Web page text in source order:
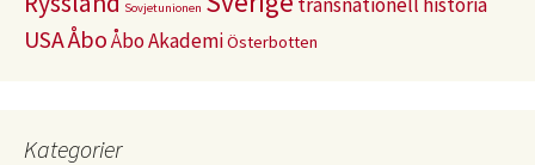
Sovjetunionen
USAÅboÅbo AkademiÖsterbotten
Kategorier